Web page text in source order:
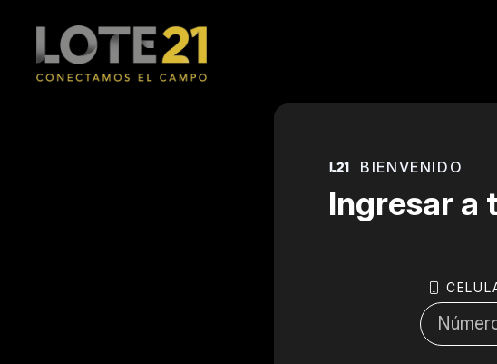
BIENVENIDO
Ingresar a